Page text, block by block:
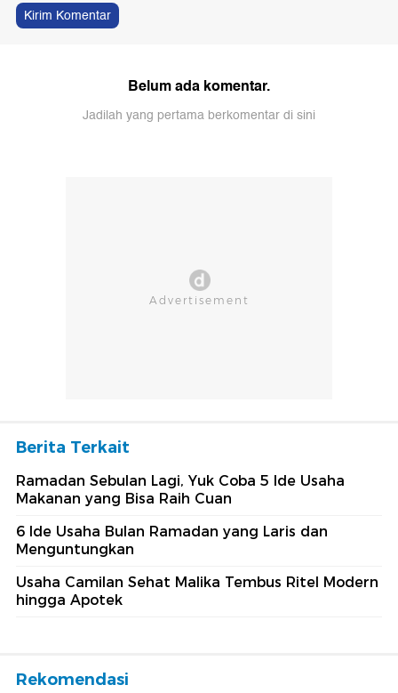
Kirim Komentar
Belum ada komentar.
Jadilah yang pertama berkomentar di sini
Berita Terkait
Ramadan Sebulan Lagi, Yuk Coba 5 Ide Usaha
Makanan yang Bisa Raih Cuan
6 Ide Usaha Bulan Ramadan yang Laris dan
Menguntungkan
Usaha Camilan Sehat Malika Tembus Ritel Modern
hingga Apotek
Rekomendasi